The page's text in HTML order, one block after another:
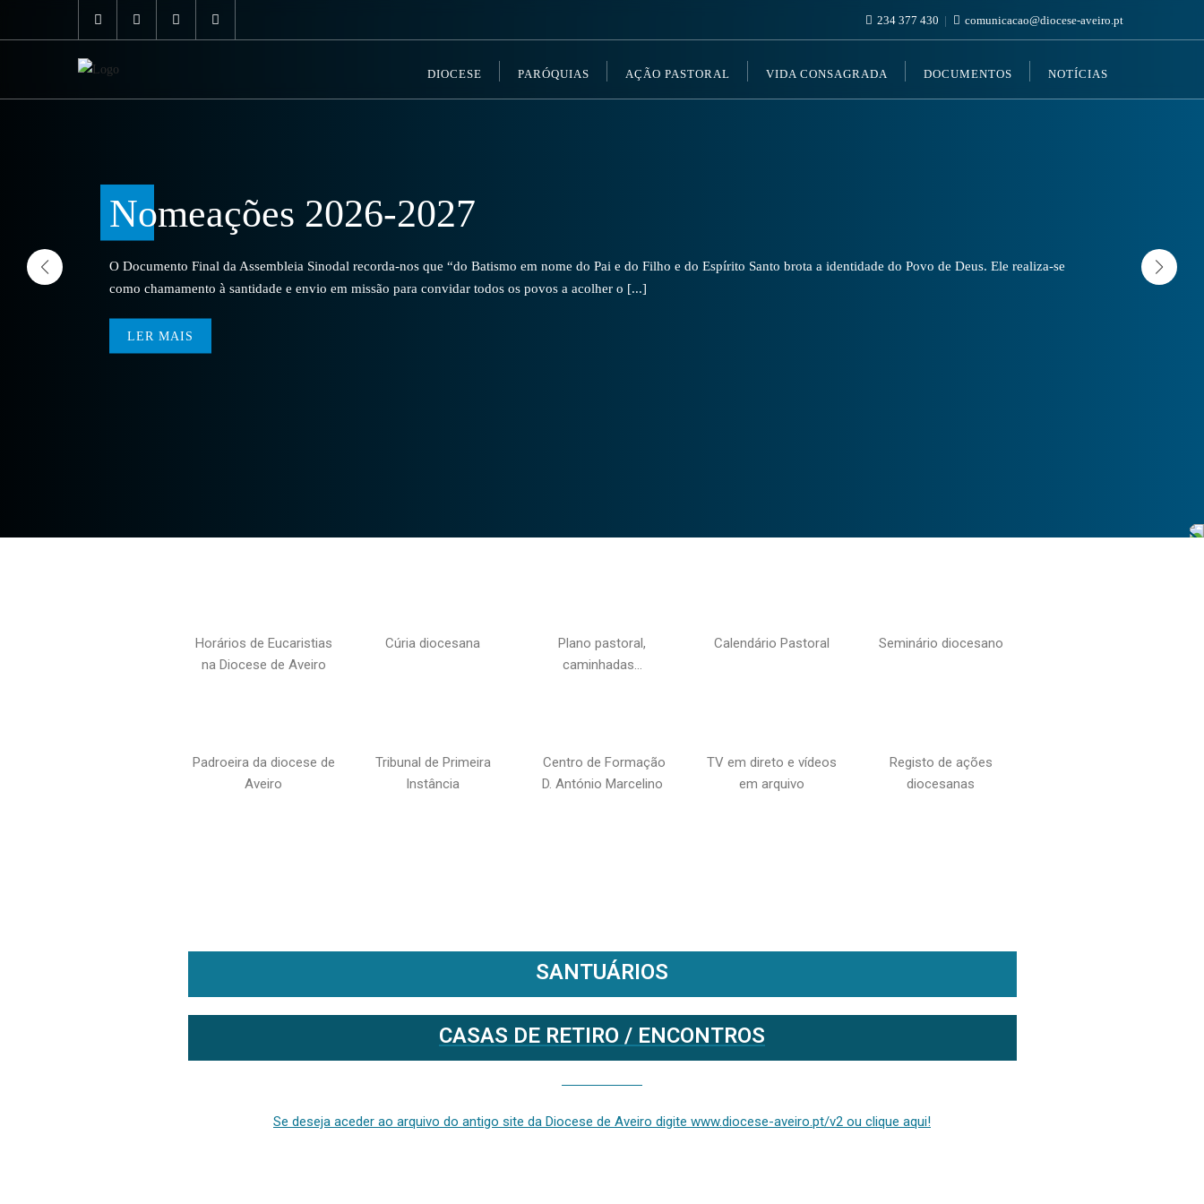
234 377 430 comunicacao@diocese-aveiro.pt
DIOCESE PARÓQUIAS AÇÃO PASTORAL VIDA CONSAGRADA DOCUMENTOS NOTÍCIAS
Nomeações 2026-2027
O Documento Final da Assembleia Sinodal recorda-nos que “do Batismo em nome do Pai e do Filho e do Espírito Santo brota a identidade do Povo de Deus. Ele realiza-se
como chamamento à santidade e envio em missão para convidar todos os povos a acolher o [...]
LER MAIS
Horários de Eucaristias
na Diocese de Aveiro
Cúria diocesana
Plano pastoral,
caminhadas…
Calendário Pastoral Seminário diocesano
Padroeira da diocese de
Aveiro
Tribunal de Primeira
Instância
Centro de Formação
D. António Marcelino
TV em direto e vídeos
em arquivo
Registo de ações
diocesanas
SANTUÁRIOS
CASAS DE RETIRO / ENCONTROS
Se deseja aceder ao arquivo do antigo site da Diocese de Aveiro digite www.diocese-aveiro.pt/v2 ou clique aqui!